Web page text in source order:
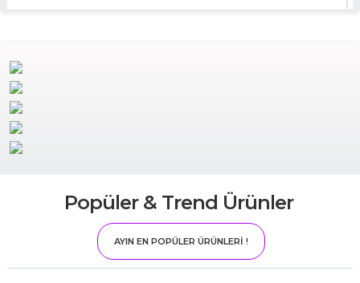
Popüler & Trend Ürünler
AYIN EN POPÜLER ÜRÜNLERİ !